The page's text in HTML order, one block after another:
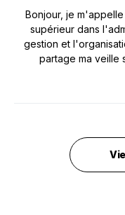
Bonjour, je
supérieur dans
gestion et
partage ma veille